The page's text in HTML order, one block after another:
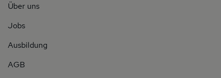
Über uns
Jobs
Ausbildung
AGB